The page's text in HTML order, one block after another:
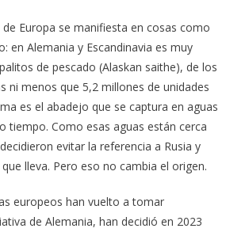
Europa se manifiesta en cosas como
en Alemania y Escandinavia es muy
de pescado (Alaskan saithe), de los
ni menos que 5,2 millones de unidades
es el abadejo que se captura en aguas
tiempo. Como esas aguas están cerca
evitar la referencia a Rusia y
lleva. Pero eso no cambia el origen.
europeos han vuelto a tomar
de Alemania, han decidió en 2023